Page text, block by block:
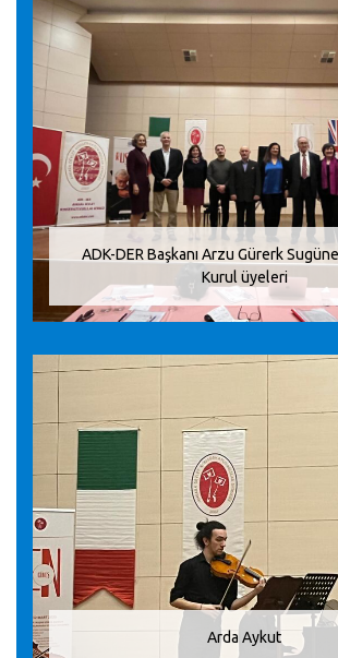
ADK-DER Başkanı Arzu Gürerk
Kurul üyeleri
Arda Aykut